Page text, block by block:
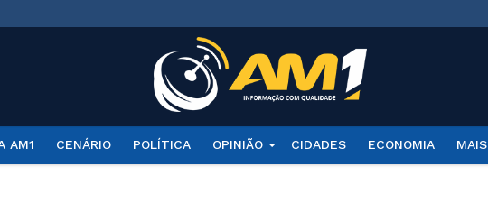
AM1 CENÁRIO POLÍTICA OPINIÃO CIDADES ECONOMIA MAIS